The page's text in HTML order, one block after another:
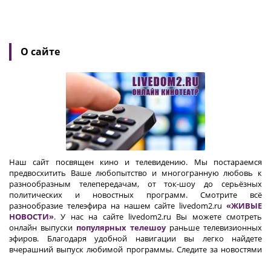
О сайте
Наш сайт посвящен кино и телевидению. Мы постараемся
предвосхитить Ваше любопытство и многогранную любовь к
разнообразным телепередачам, от ток-шоу до серьёзных
политических и новостных программ. Смотрите всё
разнообразие телеэфира на нашем сайте livedom2.ru «ЖИВЫЕ
НОВОСТИ». У нас на сайте livedom2.ru Вы можете смотреть
онлайн выпуски популярных телешоураньше телевизионных
эфиров. Благодаря удобной навигации вы легко найдете
вчерашний выпуск любимой программы. Следите за новостями